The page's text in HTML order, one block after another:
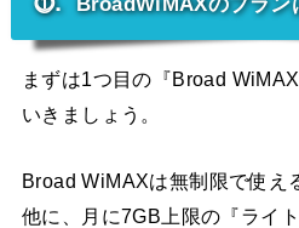
まずは1つ目の『Broad
いきましょう。
Broad WiMAXは無制限で使え
他に、月に7GB上限の『ライ